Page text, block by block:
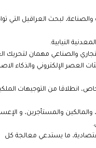
لبحث العراقيل التي
النيابية.
والصناعي مهمان لتحريك
العصر الإلكتروني والذكاء
انطلاقا من التوجيهات
والمستأجرين، و
ما يستدعي معالجة كل